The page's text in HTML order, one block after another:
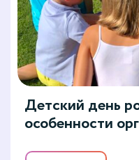
Детский день
особенности